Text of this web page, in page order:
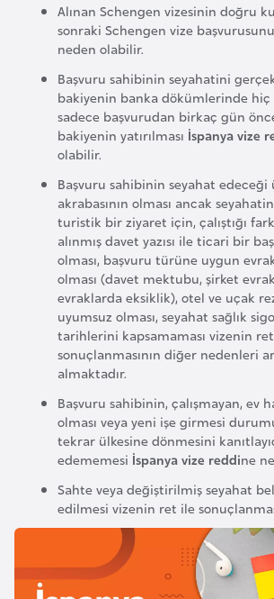
Alınan Schengen vizesinin doğru
sonraki Schengen vize
neden olabilir.
Başvuru sahibinin seyahatini
bakiyenin banka dökümlerinde hiç
sadece başvurudan birkaç gün
bakiyenin yatırılması İspanya vize
olabilir.
Başvuru sahibinin seyahat edeceği
akrabasının olması ancak
turistik bir ziyaret için, çalıştığı
alınmış davet yazısı ile ticari bir
olması, başvuru türüne uygun
olması (davet mektubu, şirket
evraklarda eksiklik), otel ve uçak
uyumsuz olması, seyahat sağlık
tarihlerini kapsamaması vizenin
sonuçlanmasının diğer nedenleri
almaktadır.
Başvuru sahibinin, çalışmayan, ev
olması veya yeni işe girmesi
tekrar ülkesine dönmesini
edememesi İspanya vize reddine
Sahte veya değiştirilmiş seyahat
edilmesi vizenin ret ile